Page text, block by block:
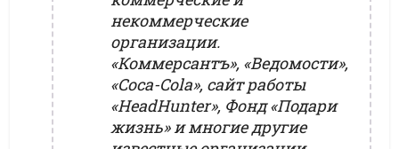
некоммерческие
организации.
«Коммерсантъ», «Ведомости»,
«Coca-Cola», сайт работы
«HeadHunter», Фонд «Подари
жизнь» и многие другие